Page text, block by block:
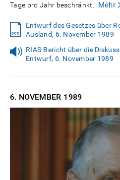
Tage pro Jahr beschränkt.
Mehr
Entwurf des Gesetzes über
Ausland, 6. November 1989
RIAS-Bericht über die
Entwurf, 6. November 1989
6. NOVEMBER 1989